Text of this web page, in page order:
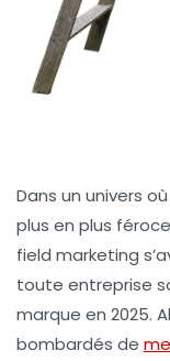
Dans un univers
plus en plus
field marketing
toute entreprise
marque en 2025.
bombardés de